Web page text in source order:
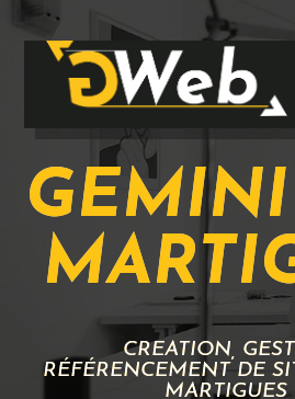
CRÉATION,
RÉFÉRENCEMENT DE
MARTIGUES